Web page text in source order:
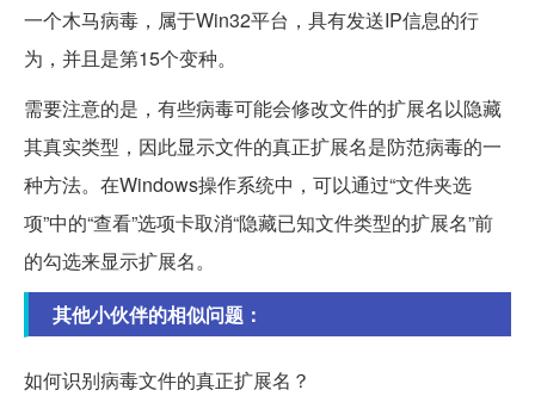
一个木马病毒，属于Win32平台，具有发送IP信息的行
为，并且是第15个变种。
需要注意的是，有些病毒可能会修改文件的扩展名以隐藏
其真实类型，因此显示文件的真正扩展名是防范病毒的一
种方法。在Windows操作系统中，可以通过“文件夹选
项”中的“查看”选项卡取消“隐藏已知文件类型的扩展名”前
的勾选来显示扩展名。
其他小伙伴的相似问题：
如何识别病毒文件的真正扩展名？